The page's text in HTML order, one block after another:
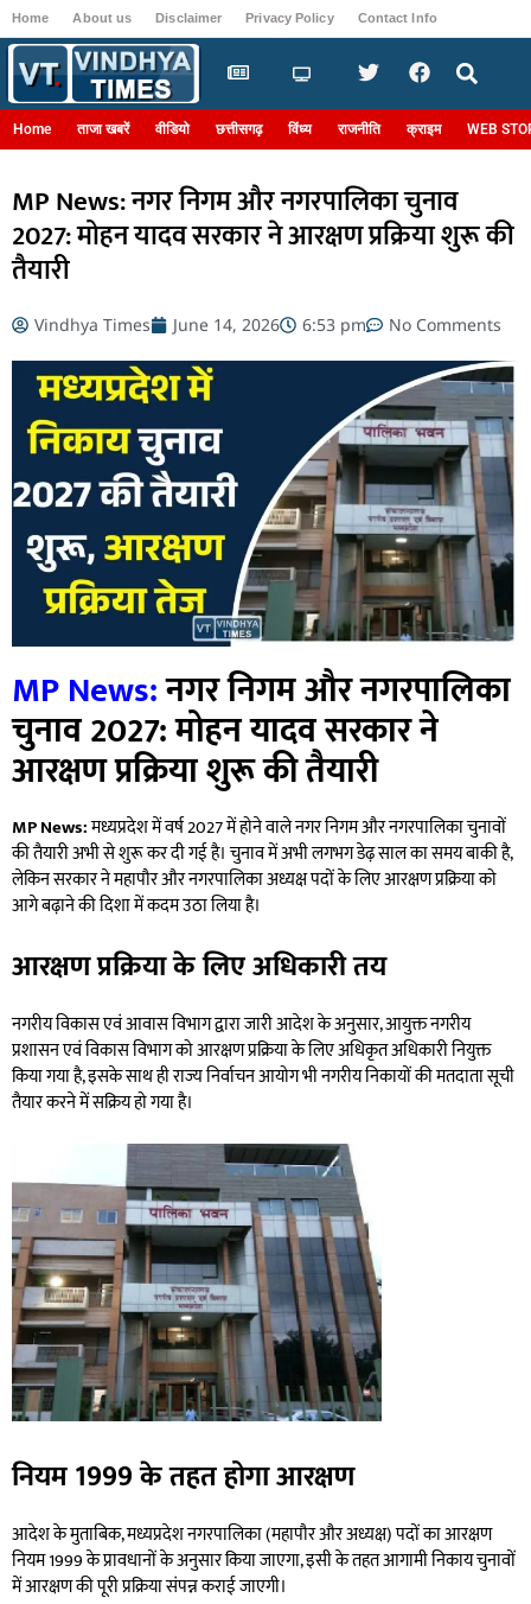
Home About us Disclaimer Privacy Policy Contact Info
Home ताजा खबरें वीडियो छत्तीसगढ़ विंध्य राजनीति क्राइम WEB
MP News: नगर निगम और नगरपालिका चुनाव
2027: मोहन यादव सरकार ने आरक्षण प्रक्रिया शुरू की
तैयारी
Vindhya Times June 14, 2026 6:53 pm No Comments
MP News:नगर निगम और नगरपालिका
चुनाव 2027: मोहन यादव सरकार ने
आरक्षण प्रक्रिया शुरू की तैयारी
MP News:मध्यप्रदेश में वर्ष 2027 में होने वाले नगर निगम और नगरपालिका चुनावों
की तैयारी अभी से शुरू कर दी गई है। चुनाव में अभी लगभग डेढ़ साल का समय बाकी है,
लेकिन सरकार ने महापौर और नगरपालिका अध्यक्ष पदों के लिए आरक्षण प्रक्रिया को
आगे बढ़ाने की दिशा में कदम उठा लिया है।
आरक्षण प्रक्रिया के लिए अधिकारी तय
नगरीय विकास एवं आवास विभाग द्वारा जारी आदेश के अनुसार, आयुक्त नगरीय
प्रशासन एवं विकास विभाग को आरक्षण प्रक्रिया के लिए अधिकृत अधिकारी नियुक्त
किया गया है, इसके साथ ही राज्य निर्वाचन आयोग भी नगरीय निकायों की मतदाता सूची
तैयार करने में सक्रिय हो गया है।
नियम 1999 के तहत होगा आरक्षण
आदेश के मुताबिक, मध्यप्रदेश नगरपालिका (महापौर और अध्यक्ष) पदों का आरक्षण
नियम 1999 के प्रावधानों के अनुसार किया जाएगा, इसी के तहत आगामी निकाय चुनावों
में आरक्षण की पूरी प्रक्रिया संपन्न कराई जाएगी।